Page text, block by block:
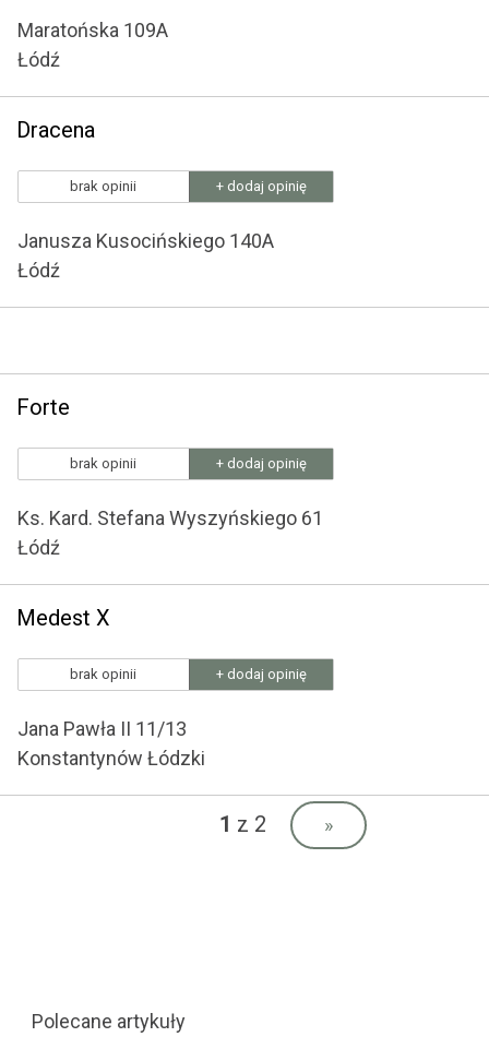
Maratońska 109A
Łódź
Dracena
brak opinii + dodaj opinię
Janusza Kusocińskiego 140A
Łódź
Forte
brak opinii + dodaj opinię
Ks. Kard. Stefana Wyszyńskiego 61
Łódź
Medest X
brak opinii + dodaj opinię
Jana Pawła II 11/13
Konstantynów Łódzki
1 z 2 »
Polecane artykuły